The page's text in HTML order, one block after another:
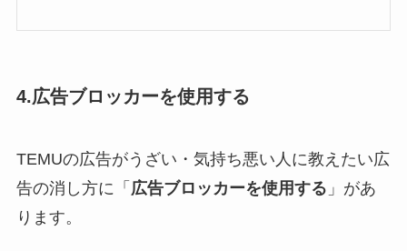
4.広告ブロッカーを使用する
TEMUの広告がうざい・気持ち悪い人に教えたい広
告の消し方に「 広告ブロッカーを使用する 」があ
ります。